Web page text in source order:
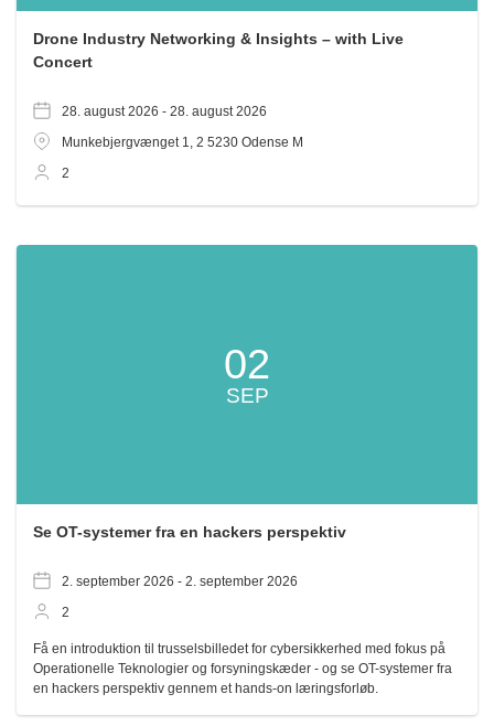
Drone Industry Networking & Insights – with Live
Concert
28. august 2026 - 28. august 2026
Munkebjergvænget 1, 2 5230 Odense M
2
02
SEP
Se OT-systemer fra en hackers perspektiv
2. september 2026 - 2. september 2026
2
Få en introduktion til trusselsbilledet for cybersikkerhed med fokus på
Operationelle Teknologier og forsyningskæder - og se OT-systemer fra
en hackers perspektiv gennem et hands-on læringsforløb.